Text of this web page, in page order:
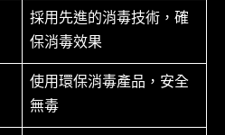
採用先進的消毒技術，確
保消毒效果
使用環保消毒產品，安全
無毒